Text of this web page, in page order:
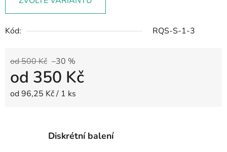
Kód: RQS-S-1-3
od 500 Kč –30 %
od 350 Kč
Měrná cena:
od 96,25 Kč / 1 ks
Diskrétní balení